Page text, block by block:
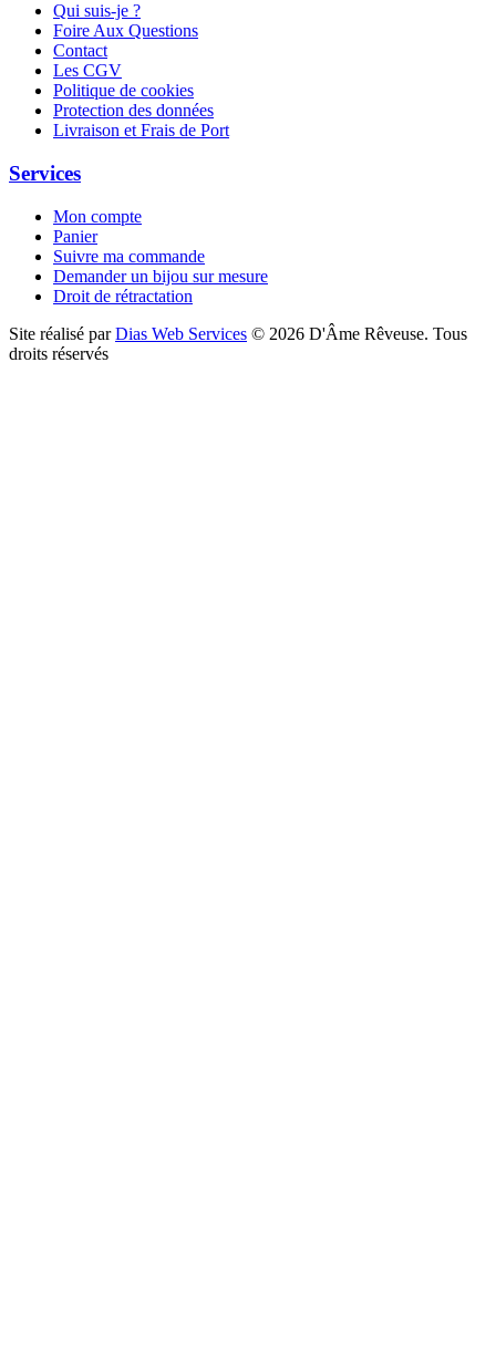
Qui suis-je ?
Foire Aux Questions
Contact
Les CGV
Politique de cookies
Protection des données
Livraison et Frais de Port
Services
Mon compte
Panier
Suivre ma commande
Demander un bijou sur mesure
Droit de rétractation
Site réalisé par Dias Web Services © 2026 D'Âme Rêveuse. Tous
droits réservés